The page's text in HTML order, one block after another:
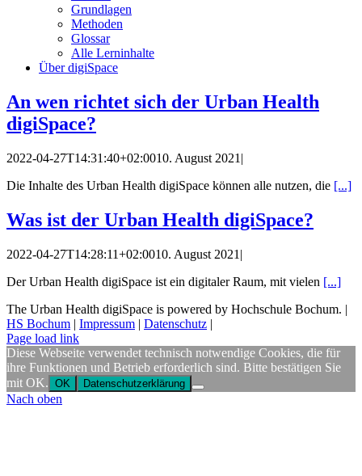
Grundlagen
Methoden
Glossar
Alle Lerninhalte
Über digiSpace
An wen richtet sich der Urban Health
digiSpace?
2022-04-27T14:31:40+02:0010. August 2021 |
Die Inhalte des Urban Health digiSpace können alle nutzen, die [...]
Was ist der Urban Health digiSpace?
2022-04-27T14:28:11+02:0010. August 2021 |
Der Urban Health digiSpace ist ein digitaler Raum, mit vielen [...]
The Urban Health digiSpace is powered by Hochschule Bochum. |
HS Bochum | Impressum | Datenschutz |
Page load link
Diese Webseite verwendet technisch notwendige Cookies, die für
ihre Funktionen und Betrieb erforderlich sind. Bitte bestätigen Sie
mit OK. OK Datenschutzerklärung
Nach oben